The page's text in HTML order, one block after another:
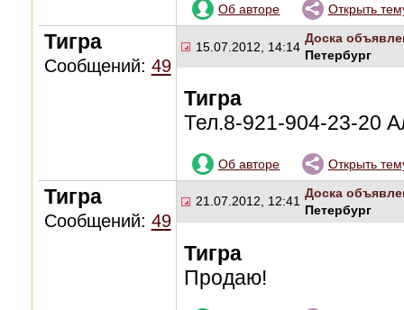
Об авторе Открыть
Тигра
Сообщений: 49
15.07.2012, 14:14
Доска
Петербург
Тигра
Тел.8-921-904-23-20
Об авторе Открыть
Тигра
Сообщений: 49
21.07.2012, 12:41
Доска
Петербург
Тигра
Продаю!